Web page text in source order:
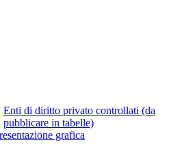
Enti di diritto privato controllati (da
pubblicare in tabelle)
grafica